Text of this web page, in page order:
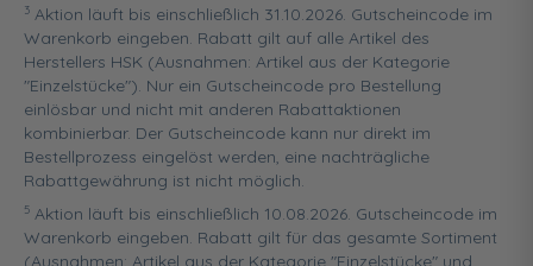
3 Aktion läuft bis einschließlich 31.10.2026. Gutscheincode im
Warenkorb eingeben. Rabatt gilt auf alle Artikel des
Herstellers HSK (Ausnahmen: Artikel aus der Kategorie
"Einzelstücke"). Nur ein Gutscheincode pro Bestellung
einlösbar und nicht mit anderen Rabattaktionen
kombinierbar. Der Gutscheincode kann nur direkt im
Bestellprozess eingelöst werden, eine nachträgliche
Rabattgewährung ist nicht möglich.
5 Aktion läuft bis einschließlich 10.08.2026. Gutscheincode im
Warenkorb eingeben. Rabatt gilt für das gesamte Sortiment
(Ausnahmen: Artikel aus der Kategorie "Einzelstücke" und